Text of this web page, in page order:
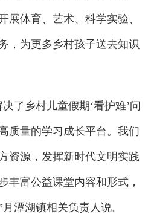
展体育、艺术、科学实验、
，为更多乡村孩子送去知识
乡村儿童假期‘看护难’问
质量的学习成长平台。我们
资源，发挥新时代文明实践
丰富公益课堂内容和形式，
潭湖镇相关负责人说。